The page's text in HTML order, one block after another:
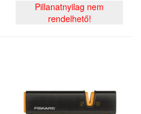
Pillanatnyilag nem
rendelhető!